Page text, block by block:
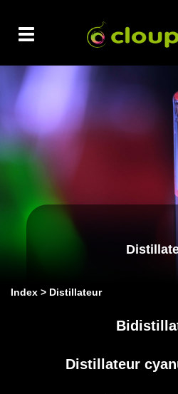
Toggle
navigation
Index Distillateur
Distillateur